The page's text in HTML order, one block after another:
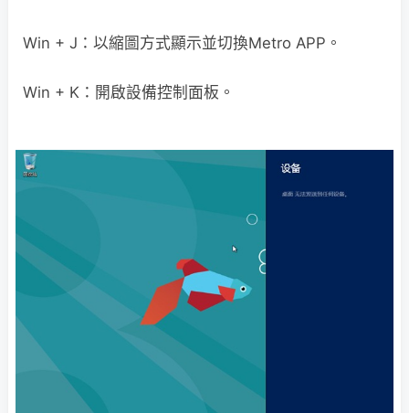
Win + J：以縮圖方式顯示並切換Metro APP。
Win + K：開啟設備控制面板。